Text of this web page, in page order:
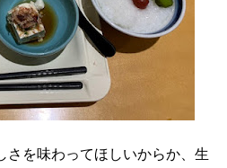
さを味わってほしいからか、生